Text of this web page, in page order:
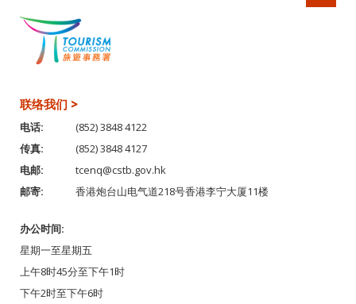
联络我们 >
电话:
(852) 3848 4122
传真:
(852) 3848 4127
电邮:
tcenq@cstb.gov.hk
邮寄:
香港炮台山电气道218号香港李宁大厦11楼
办公时间:
星期一至星期五
上午8时45分至下午1时
下午2时至下午6时